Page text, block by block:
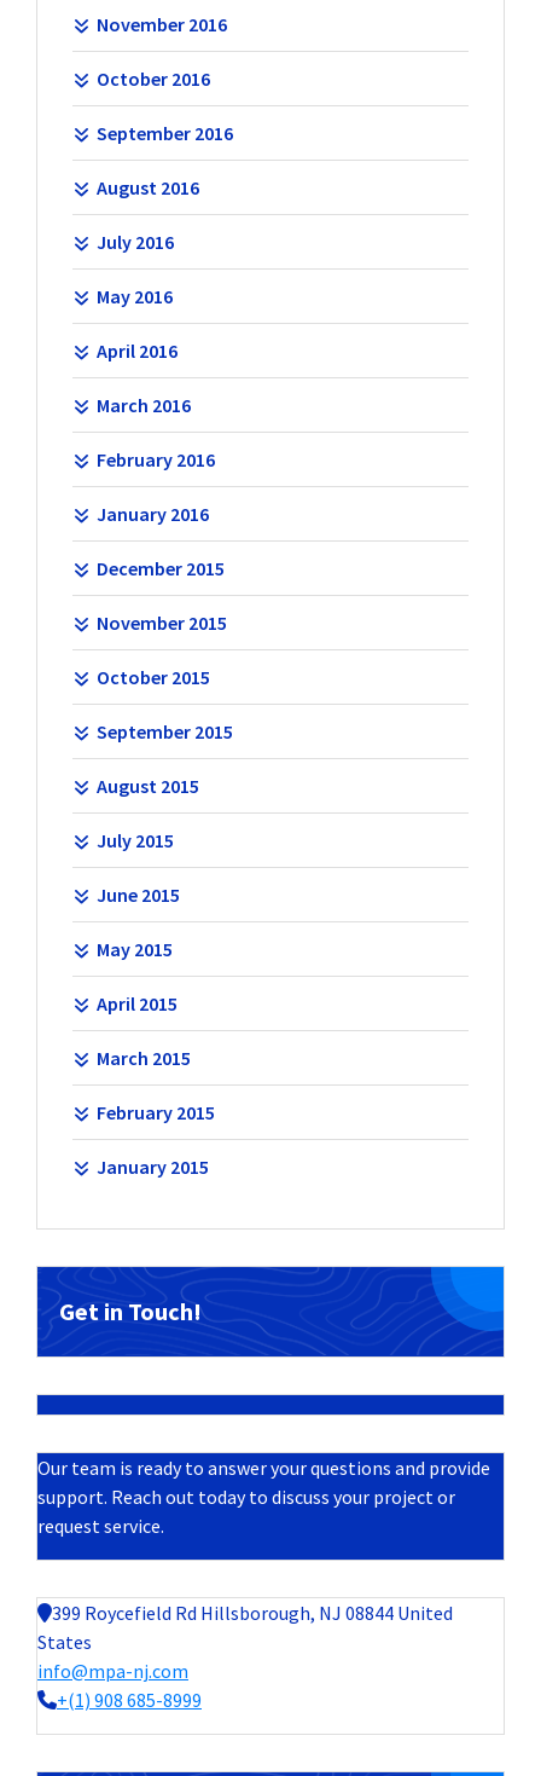
November 2016
October 2016
September 2016
August 2016
July 2016
May 2016
April 2016
March 2016
February 2016
January 2016
December 2015
November 2015
October 2015
September 2015
August 2015
July 2015
June 2015
May 2015
April 2015
March 2015
February 2015
January 2015
Get in Touch!
Our team is ready to answer your questions and provide
support. Reach out today to discuss your project or
request service.
399 Roycefield Rd Hillsborough, NJ 08844 United
States
info@mpa-nj.com
+(1) 908 685-8999